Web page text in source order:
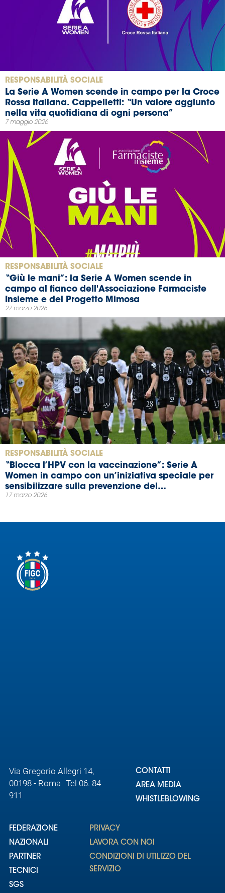
RESPONSABILITÀ SOCIALE
La Serie A Women scende in campo per la Croce
Rossa Italiana. Cappelletti: “Un valore aggiunto
nella vita quotidiana di ogni persona”
7 maggio 2026
RESPONSABILITÀ SOCIALE
“Giù le mani”: la Serie A Women scende in
campo al fianco dell'Associazione Farmaciste
Insieme e del Progetto Mimosa
27 marzo 2026
RESPONSABILITÀ SOCIALE
“Blocca l’HPV con la vaccinazione”: Serie A
Women in campo con un’iniziativa speciale per
sensibilizzare sulla prevenzione del
papillomavirus
17 marzo 2026
Via Gregorio Allegri 14,
00198 - Roma Tel 06. 84
911
CONTATTI
AREA MEDIA
WHISTLEBLOWING
FEDERAZIONE
NAZIONALI
PARTNER
TECNICI
SGS
PRIVACY
LAVORA CON NOI
CONDIZIONI DI UTILIZZO DEL
SERVIZIO